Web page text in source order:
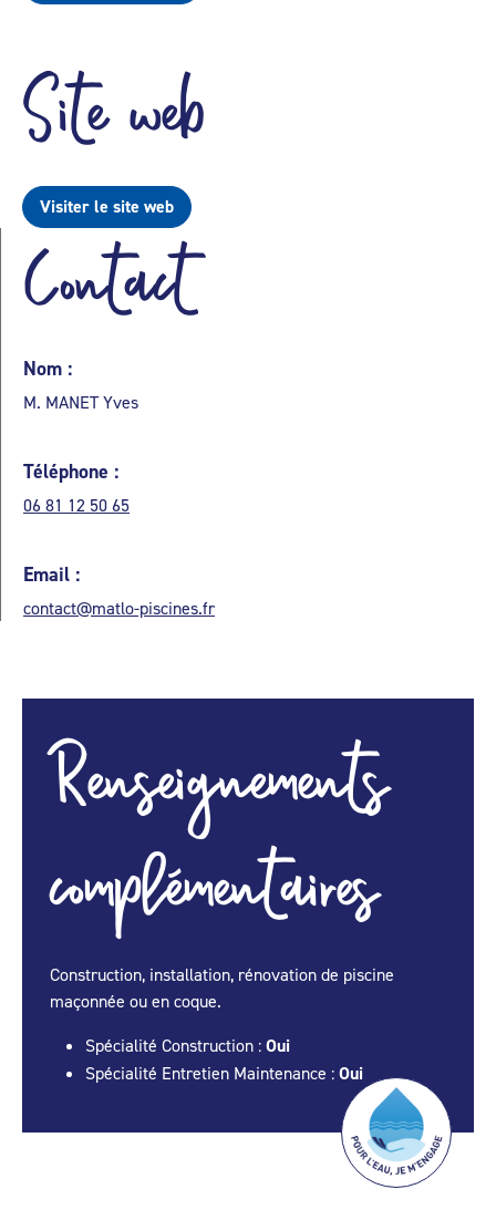
Site web
Visiter le site web
Contact
Nom :
M. MANET Yves
Téléphone :
06 81 12 50 65
Email :
contact@matlo-piscines.fr
Renseignements
complémentaires
Construction, installation, rénovation de piscine
maçonnée ou en coque.
Spécialité Construction : Oui
Spécialité Entretien Maintenance : Oui